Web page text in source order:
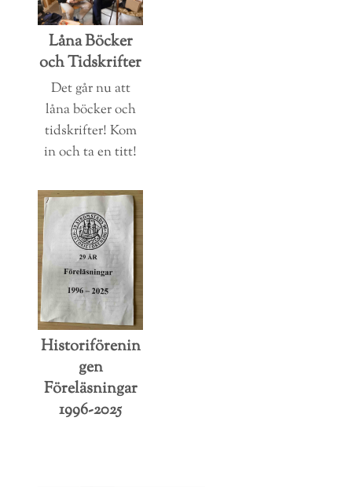
Låna Böcker
och Tidskrifter
Det går nu att
låna böcker och
tidskrifter! Kom
in och ta en titt!
Historiförenin
gen
Föreläsningar
1996-2025